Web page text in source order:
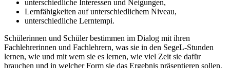
unterschiedliche Interessen und Neigungen,
Lernfähigkeiten auf unterschiedlichem Niveau,
unterschiedliche Lerntempi.
Schülerinnen und Schüler bestimmen im Dialog mit ihren
Fachlehrerinnen und Fachlehrern, was sie in den SegeL-Stunden
lernen, wie und mit wem sie es lernen, wie viel Zeit sie dafür
brauchen und in welcher Form sie das Ergebnis präsentieren sollen.